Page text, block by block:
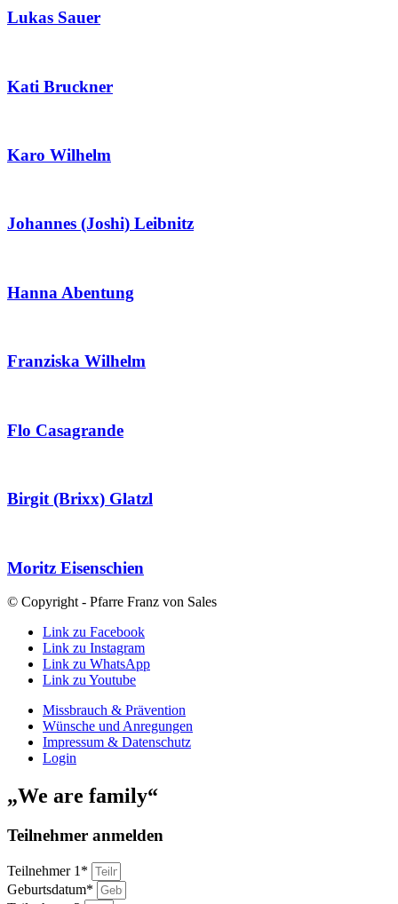
Lukas Sauer
Kati Bruckner
Karo Wilhelm
Johannes (Joshi) Leibnitz
Hanna Abentung
Franziska Wilhelm
Flo Casagrande
Birgit (Brixx) Glatzl
Moritz Eisenschien
© Copyright - Pfarre Franz von Sales
Link zu Facebook
Link zu Instagram
Link zu WhatsApp
Link zu Youtube
Missbrauch & Prävention
Wünsche und Anregungen
Impressum & Datenschutz
Login
„We are family“
Teilnehmer anmelden
Teilnehmer 1*
Geburtsdatum*